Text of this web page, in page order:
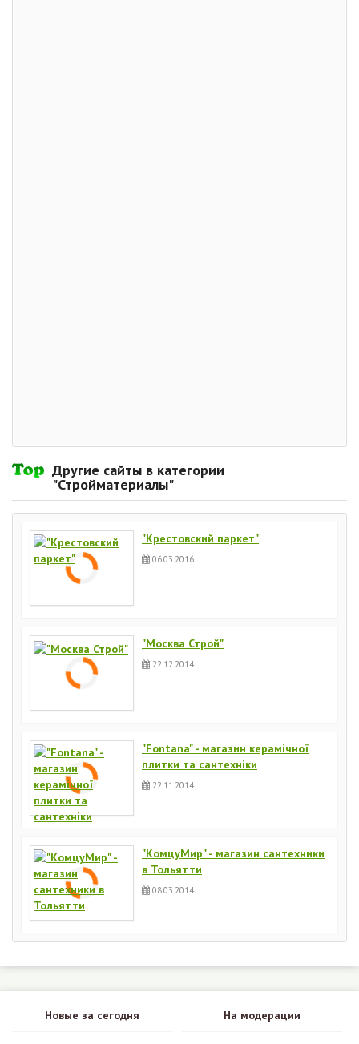
Другие сайты в категории
"Стройматериалы"
"Крестовский паркет"
06.03.2016
"Москва Строй"
22.12.2014
"Fontana" - магазин керамічної
плитки та сантехніки
22.11.2014
"КомцуМир" - магазин сантехники
в Тольятти
08.03.2014
Новые за сегодня На модерации